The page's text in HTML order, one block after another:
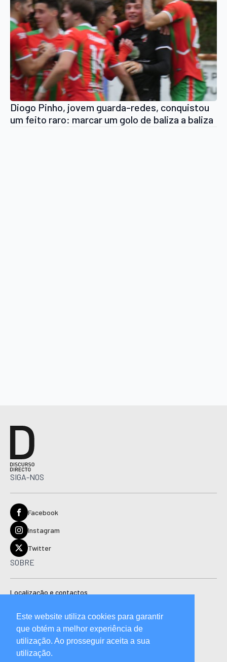
Diogo Pinho, jovem guarda-redes, conquistou
um feito raro: marcar um golo de baliza a baliza
SIGA-NOS
Facebook
Instagram
Twitter
SOBRE
Localização e contactos
Ficha técnica
Manual de boas práticas editoriais e código de conduta
Este website utiliza cookies para garantir
que obtém a melhor experiência de
utilização. Ao prosseguir aceita a sua
utilização.